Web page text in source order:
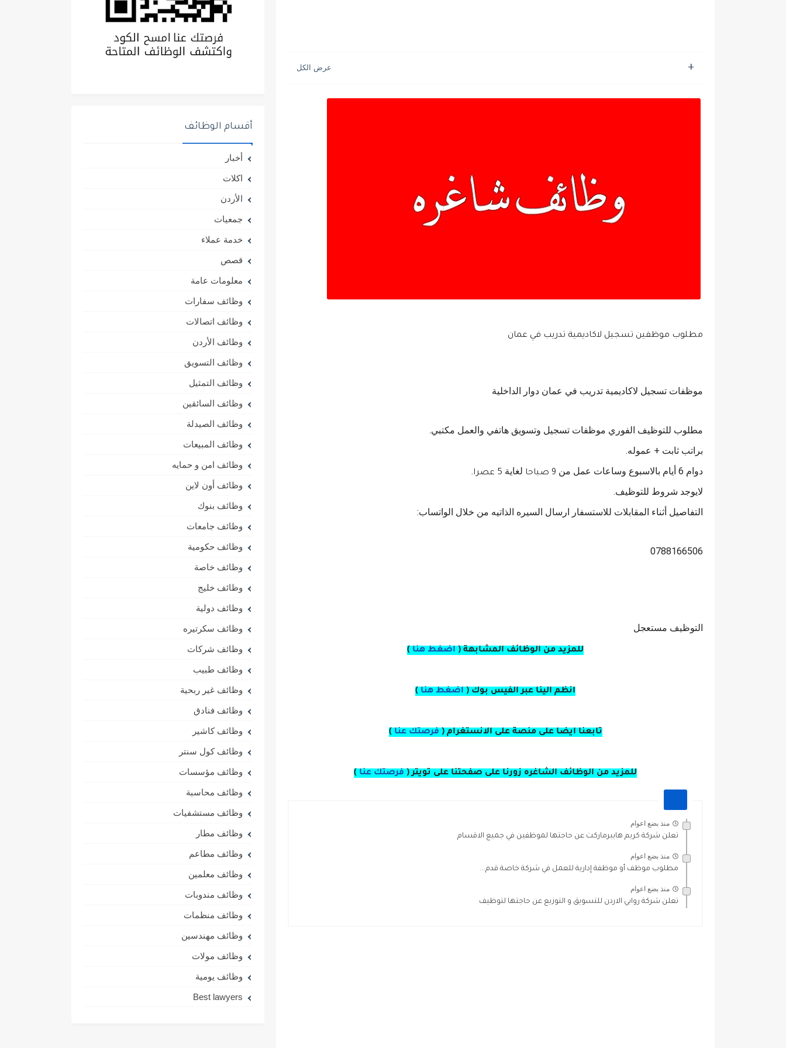
مطلوب موظفين تسجيل لاكاديمية تدريب في عمان
موظفات تسجيل لاكاديمية تدريب في عمان دوار الداخلية
مطلوب للتوظيف الفوري موظفات تسجيل وتسويق هاتفي والعمل مكتبي.
براتب ثابت + عموله.
دوام 6 أيام بالاسبوع وساعات عمل من
9 صباحا لغاية 5 عصرا
.
لايوجد شروط للتوظيف.
التفاصيل أثناء المقابلات للاستسفار ارسال السيره الذاتيه من خلال الواتساب:
0788166506
التوظيف مستعجل
للمزيد من الوظائف المشابهة ( اضغط هنا )
انظم الينا عبر الفيس بوك ( اضغط هنا )
تابعنا ايضا على منصة على الانستغرام( فرصتك عنا )
للمزيد من الوظائف الشاغره زورنا على صفحتنا على تويتر( فرصتك عنا )
منذ بضع اعوام
تعلن شركة كريم هايبرماركت عن حاجتها لموظفين في جميع الاقسام
منذ بضع اعوام
مطلوب موظف أو موظفة إدارية للعمل في شركة خاصة قدم...
منذ بضع اعوام
تعلن شركة روابي الاردن للتسويق و التوزيع عن حاجتها لتوظيف
أقسام الوظائف
أخبار
اكلات
الأردن
جمعيات
خدمة عملاء
قصص
معلومات عامة
وظائف سفارات
وظائف اتصالات
وظائف الأردن
وظائف التسويق
وظائف التمثيل
وظائف السائقين
وظائف الصيدلة
وظائف المبيعات
وظائف امن و حمايه
وظائف أون لاين
وظائف بنوك
وظائف جامعات
وظائف حكومية
وظائف خاصة
وظائف خليج
وظائف دولية
وظائف سكرتيره
وظائف شركات
وظائف طبيب
وظائف غير ربحية
وظائف فنادق
وظائف كاشير
وظائف كول سنتر
وظائف مؤسسات
وظائف محاسبة
وظائف مستشفيات
وظائف مطار
وظائف مطاعم
وظائف معلمين
وظائف مندوبات
وظائف منظمات
وظائف مهندسين
وظائف مولات
وظائف يومية
Best lawyers